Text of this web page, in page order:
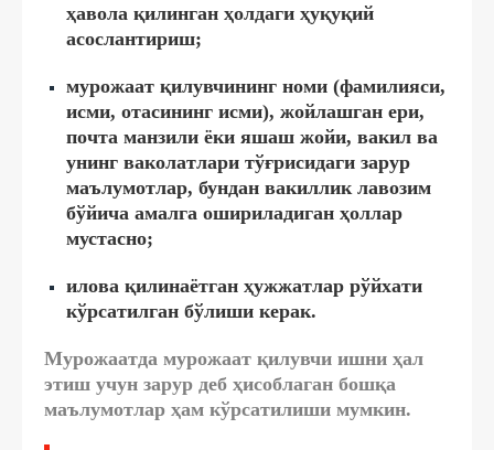
ҳавола қилинган ҳолдаги ҳуқуқий
асослантириш;
мурожаат қилувчининг номи (фамилияси,
исми, отасининг исми), жойлашган ери,
почта манзили ёки яшаш жойи, вакил ва
унинг ваколатлари тўғрисидаги зарур
маълумотлар, бундан вакиллик лавозим
бўйича амалга ошириладиган ҳоллар
мустасно;
илова қилинаётган ҳужжатлар рўйхати
кўрсатилган бўлиши керак.
Мурожаатда мурожаат қилувчи ишни ҳал
этиш учун зарур деб ҳисоблаган бошқа
маълумотлар ҳам кўрсатилиши мумкин.